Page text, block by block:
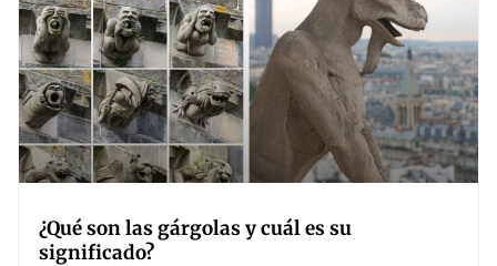
¿Qué son las gárgolas y cuál es su
significado?